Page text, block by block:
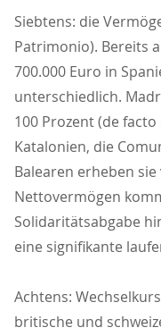
Siebtens: die
Patrimonio). Bereits
700.000 Euro in
unterschiedlich.
100 Prozent (de
Katalonien, die
Balearen erheben
Nettovermögen
Solidaritätsabgabe
eine signifikante
Achtens:
britische und